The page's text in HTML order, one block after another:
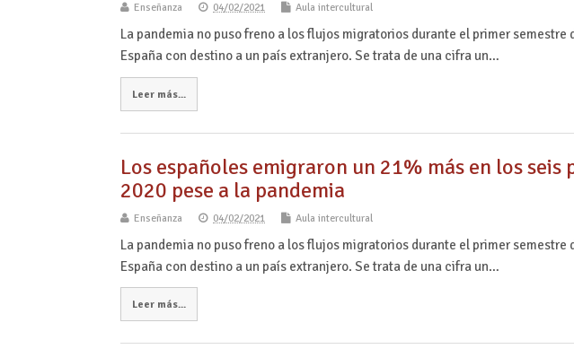
Enseñanza 04/02/2021 Aula intercultural
La pandemia no puso freno a los flujos migratorios durante el primer semestre
España con destino a un país extranjero. Se trata de una cifra un…
Leer más...
Los españoles emigraron un 21% más en los seis
2020 pese a la pandemia
Enseñanza 04/02/2021 Aula intercultural
La pandemia no puso freno a los flujos migratorios durante el primer semestre
España con destino a un país extranjero. Se trata de una cifra un…
Leer más...